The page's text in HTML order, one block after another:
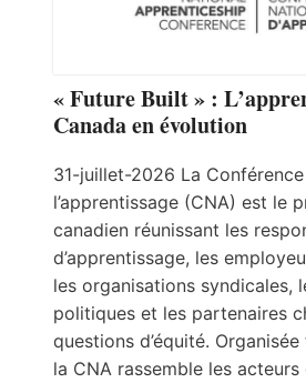
« Future Built » :
Canada en évolution
31-juillet-2026 La
l’apprentissage (CNA) est le
canadien réunissant les
d’apprentissage, les
les organisations syndicales,
politiques et les partenaires
questions d’équité.
la CNA rassemble les